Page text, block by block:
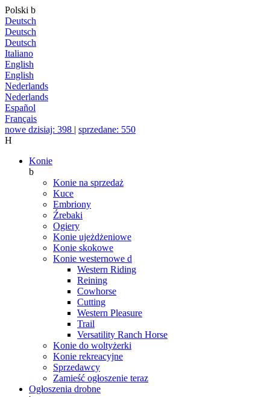
Polski b
Deutsch
Deutsch
Deutsch
Italiano
English
English
Nederlands
Nederlands
Español
Français
nowe dzisiaj: 398 | sprzedane: 550
H
Konie
b
Konie na sprzedaż
Kuce
Embriony
Źrebaki
Ogiery
Konie ujeżdżeniowe
Konie skokowe
Konie westernowe d
Western Riding
Reining
Cowhorse
Cutting
Western Pleasure
Trail
Versatility Ranch Horse
Konie do woltyżerki
Konie rekreacyjne
Sprzedawcy
Zamieść ogłoszenie teraz
Ogłoszenia drobne